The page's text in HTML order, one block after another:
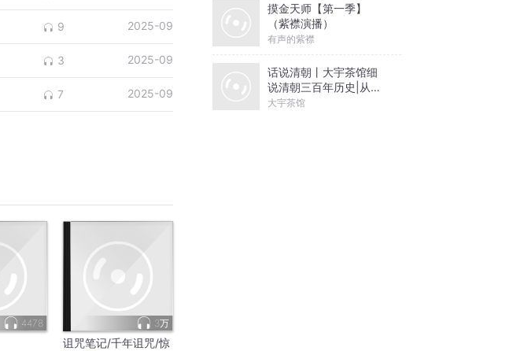
9 2025-09
3 2025-09
7 2025-09
4478 3万
诅咒笔记/千年诅咒/惊
摸金天师【第一季】
（紫襟演播）
有声的紫襟
话说清朝丨大宇茶馆细
说清朝三百年历史|从努
尔哈赤到末代皇帝溥仪|
大宇茶馆